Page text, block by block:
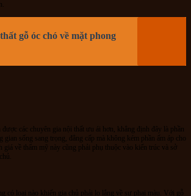
gỗ óc chó về mặt phong
các chuyên gia nội thất ưu ái hơn, khẳng định đây là phần
gian sống sang trọng, đẳng cấp mà không kém phần ấm áp cho
giá về thẩm mỹ này cũng phải phụ thuộc vào kiến trúc và sở
có loại nào khiến gia chủ phải lo lắng về sự phai màu. Với gỗ